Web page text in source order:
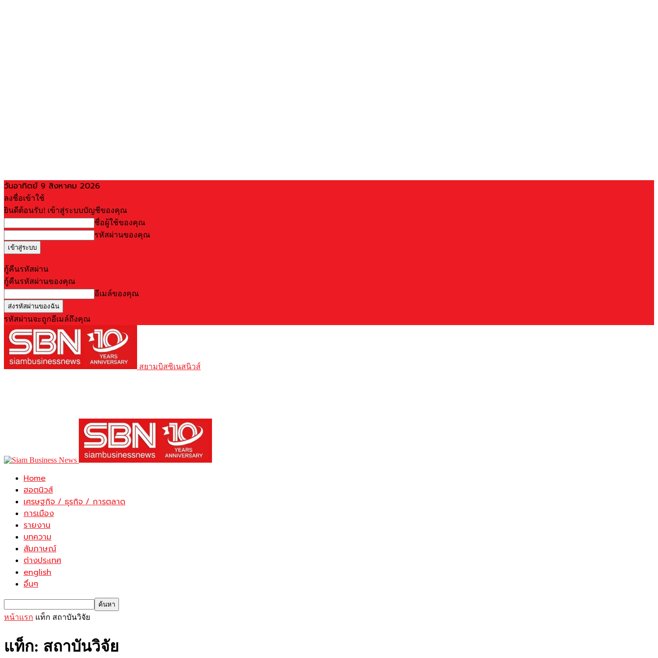
วันอาทิตย์ 9 สิงหาคม 2026
ลงชื่อเข้าใช้
ยินดีต้อนรับ! เข้าสู่ระบบบัญชีของคุณ
ชื่อผู้ใช้ของคุณ
รหัสผ่านของคุณ
กู้คืนรหัสผ่าน
กู้คืนรหัสผ่านของคุณ
อีเมล์ของคุณ
รหัสผ่านจะถูกอีเมล์ถึงคุณ
สยามบิสซิเนสนิวส์
Home
ฮอตนิวส์
เศรษฐกิจ / ธุรกิจ / การตลาด
การเมือง
รายงาน
บทความ
สัมภาษณ์
ต่างประเทศ
english
อื่นๆ
หน้าแรก แท็ก สถาบันวิจัย
แท็ก: สถาบันวิจัย